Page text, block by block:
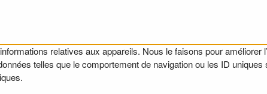
relatives aux appareils. Nous le faisons pour améliorer
telles que le comportement de navigation ou les ID